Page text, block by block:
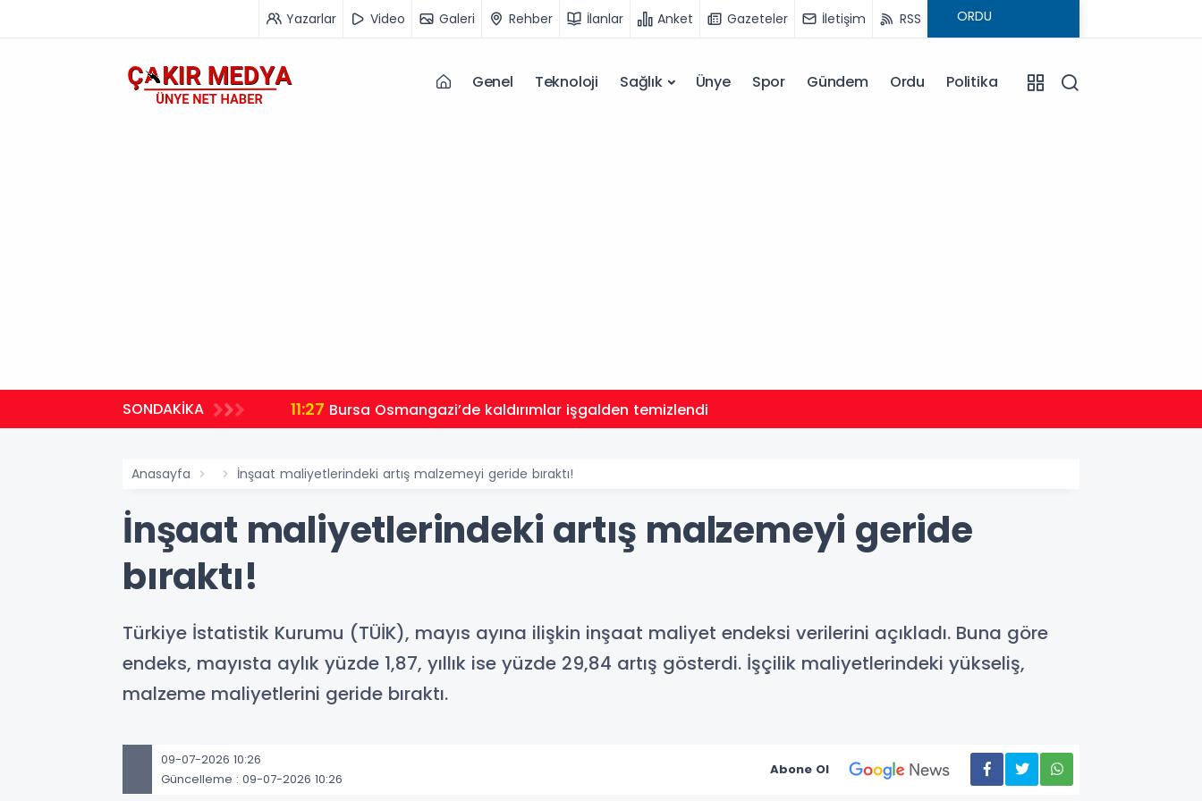
Yazarlar Video Galeri Rehber İlanlar Anket Gazeteler İletişim RSS
Genel Teknoloji Sağlık Ünye Spor Gündem Ordu Politika
SONDAKİKA 11:27 Bursa Osmangazi’de kaldırımlar işgalden temizlendi
Anasayfa İnşaat maliyetlerindeki artış malzemeyi geride bıraktı!
İnşaat maliyetlerindeki artış malzemeyi geride
bıraktı!
Türkiye İstatistik Kurumu (TÜİK), mayıs ayına ilişkin inşaat maliyet endeksi verilerini açıkladı. Buna göre
endeks, mayısta aylık yüzde 1,87, yıllık ise yüzde 29,84 artış gösterdi. İşçilik maliyetlerindeki yükseliş,
malzeme maliyetlerini geride bıraktı.
09-07-2026 10:26
Güncelleme : 09-07-2026 10:26
Abone Ol